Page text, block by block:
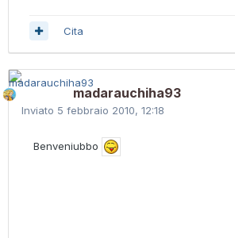
Cita
madarauchiha93
Inviato 5 febbraio 2010, 12:18
Benveniubbo